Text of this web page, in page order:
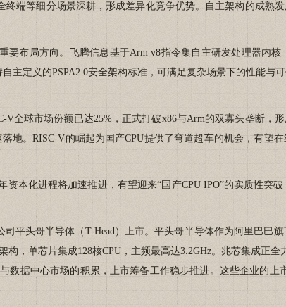
端等细分场景深耕，形成差异化竞争优势。自主架构的成熟
布局方向。飞腾信息基于Arm v8指令集自主研发处理器内核
主定义的PSPA2.0安全架构标准，可满足复杂场景下的性能与
球市场份额已达25%，正式打破x86与Arm的双寡头垄断，
地。RISC-V的崛起为国产CPU提供了弯道超车的机会，有望
本化进程将加速推进，有望迎来“国产CPU IPO”的实质性突
头哥半导体（T-Head）上市。平头哥半导体作为阿里巴巴
，单芯片集成128核CPU，主频最高达3.2GHz。兆芯集成正
数据中心市场的积累，上市筹备工作稳步推进。这些企业的上